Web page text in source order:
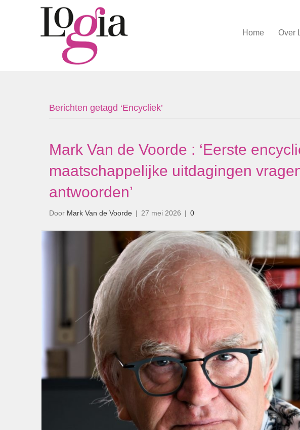
Home Over
Berichten getagd ‘Encycliek’
Mark Van de Voorde : ‘Eerste
maatschappelijke uitdagingen
antwoorden’
Door Mark Van de Voorde | 27 mei 2026 | 0